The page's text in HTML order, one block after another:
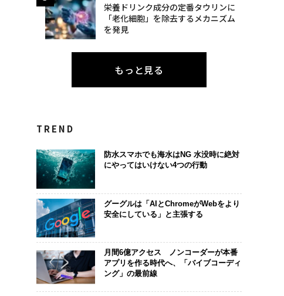
栄養ドリンク成分の定番タウリンに
「老化細胞」を除去するメカニズム
を発見
もっと見る
TREND
防水スマホでも海水はNG 水没時に絶対
にやってはいけない4つの行動
グーグルは「AIとChromeがWebをより
安全にしている」と主張する
月間6億アクセス ノンコーダーが本番
アプリを作る時代へ、「バイブコーディ
ング」の最前線